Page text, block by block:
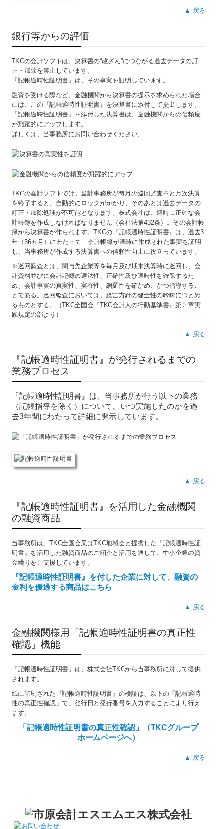
▲ 戻る
銀行等からの評価
TKCの会計ソフトは、決算書の“改ざん”につながる過去データの訂
正・加除を禁止しています。
『記帳適時性証明書』は、その事実を証明しています。
融資を受ける際など、金融機関から決算書の提示を求められた場合
には、この『記帳適時性証明書』を決算書に添付して提出します。
『記帳適時性証明書』を添付した決算書は、金融機関からの信頼度
が飛躍的にアップします。
詳しくは、当事務所にお問い合わせください。
TKCの会計ソフトでは、当計事務所が毎月の巡回監査※と月次決算
を終了すると、自動的にロックがかかり、そのあとは過去データの
訂正・加除処理が不可能となります。株式会社は、適時に正確な会
計帳簿を作成しなければなりません（会社法第432条）。その会計帳
簿から決算書が作られます。TKCの『記帳適時性証明書』は、過去3
年（36カ月）にわたって、会計帳簿が適時に作成された事実を証明
し、当事務所が作成する決算書への信頼性向上に役立っています。
※巡回監査とは、関与先企業等を毎月及び期末決算時に巡回し、会
計資料並びに会計記録の適法性、正確性及び適時性を確保するた
め、会計事実の真実性、実在性、網羅性を確かめ、かつ指導するこ
とである。巡回監査においては、経営方針の健全性の吟味につとめ
るものとする。（TKC全国会『TKC会計人の行動基準書』第３章実
践規定の部より）
▲ 戻る
『記帳適時性証明書』が発行されるまでの
業務プロセス
『記帳適時性証明書』は、当事務所が行う以下の業務
（記帳指導を除く）について、いつ実施したのかを過
去3年間にわたって詳細に開示しています。
▲ 戻る
『記帳適時性証明書』を活用した金融機関
の融資商品
当事務所は、TKC全国会又はTKC地域会と提携した『記帳適時性証
明書 』 を活用した融資商品のご紹介と活用を通して、中小企業の資
金繰りをご支援しています。
『記帳適時性証明書』を付した企業に対して、融資の
金利を優遇する商品はこちら
▲ 戻る
金融機関様用「記帳適時性証明書の真正性
確認」機能
『記帳適時性証明書 』 は、株式会社TKCから当事務所に対して提供
されます。
紙に印刷された『記帳適時性証明書 』の検証は、以下の「記帳適時
性の真正性確認」で、発行日と発行番号を入力することにより行え
ます。
「記帳適時性証明書の真正性確認」（TKCグループ
ホームページへ）
▲ 戻る